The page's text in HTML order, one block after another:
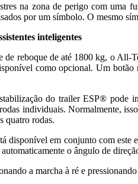
na zona de perigo com uma
​​por um símbolo. O mesmo
inteligentes
de reboque de até 1800 kg, o
como opcional. Um
do trailer ESP® pode
individuais. Normalmente,
quatro rodas.
disponível em conjunto com
o ângulo de
a marcha à ré e